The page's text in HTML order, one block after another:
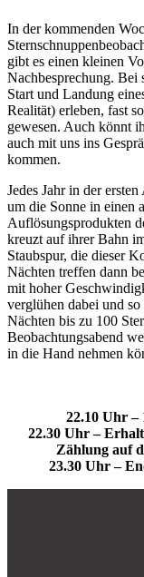
In der kommenden
gibt es einen kleinen
Nachbesprechung. Bei
Start und Landung
Realität) erleben, fast
gewesen. Auch könnt
auch mit uns ins
kommen.
Jedes Jahr in der
um die Sonne in einen
Auflösungsprodukten
kreuzt auf ihrer Bahn
Staubspur, die dieser
Nächten treffen dann
mit hoher
verglühen dabei und
Nächten bis zu 100
Beobachtungsabend
in die Hand nehmen
22.10 Uhr –
22.30 Uhr –
Zählung auf
23.30 Uhr –